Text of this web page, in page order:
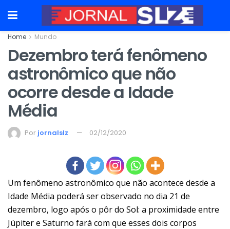
Home Mundo
Dezembro terá fenômeno
astronômico que não
ocorre desde a Idade
Média
Por jornalslz 02/12/2020
Um fenômeno astronômico que não acontece desde a
Idade Média poderá ser observado no dia 21 de
dezembro, logo após o pôr do Sol: a proximidade entre
Júpiter e Saturno fará com que esses dois corpos